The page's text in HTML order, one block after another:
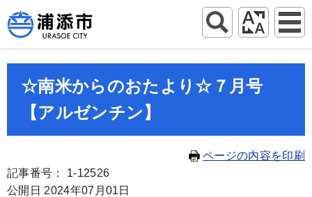
☆南米からのおたより☆７月号
【アルゼンチン】
ページの内容を印刷
記事番号： 1-12526
公開日 2024年07月01日